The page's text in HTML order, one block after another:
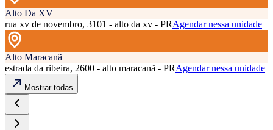
Alto Da XV
rua xv de novembro, 3101 - alto da xv - PRAgendar nessa unidade
Alto Maracanã
estrada da ribeira, 2600 - alto maracanã - PRAgendar nessa unidade
Mostrar todas